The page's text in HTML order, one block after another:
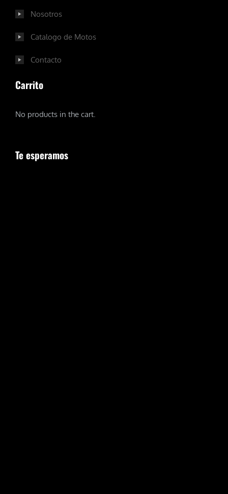
Nosotros
Catalogo de Motos
Contacto
Carrito
No products in the cart.
Te esperamos